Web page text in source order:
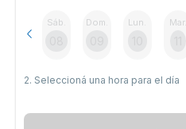
Sáb. Dom. Lun. Mar.
2. Seleccioná una hora para el día